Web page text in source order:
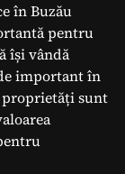
în Buzău
pentru
își vândă
important în
sunt